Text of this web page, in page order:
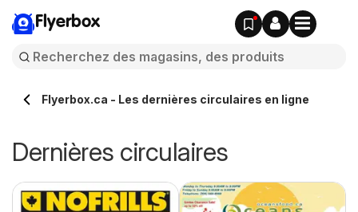
Flyerbox
Flyerbox.ca - Les dernières circulaires en ligne
Dernières circulaires